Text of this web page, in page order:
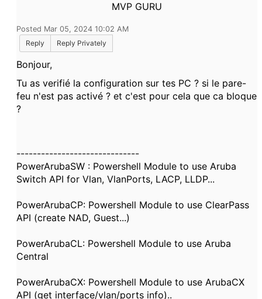
MVP GURU
Posted Mar 05, 2024 10:02 AM
Reply
Reply Privately
Bonjour,
Tu as verifié la configuration sur tes PC ? si le pare-
feu n'est pas activé ? et c'est pour cela que ca bloque
?
------------------------------
PowerArubaSW : Powershell Module to use Aruba
Switch API for Vlan, VlanPorts, LACP, LLDP...
PowerArubaCP: Powershell Module to use ClearPass
API (create NAD, Guest...)
PowerArubaCL: Powershell Module to use Aruba
Central
PowerArubaCX: Powershell Module to use ArubaCX
API (get interface/vlan/ports info)..